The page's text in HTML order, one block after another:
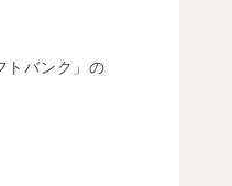
トバンク」の